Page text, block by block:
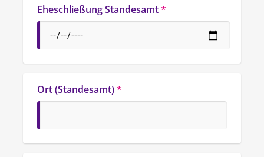
Eheschließung Standesamt*
Ort (Standesamt)*